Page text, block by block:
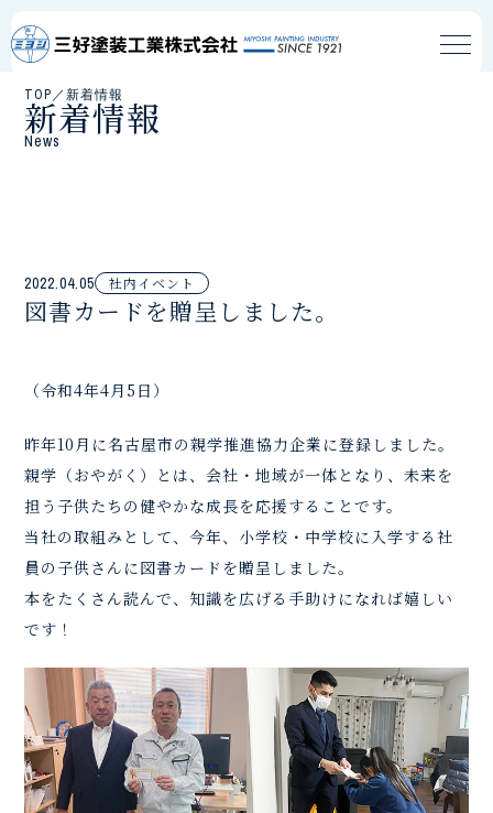
TOP／新着情報
新着情報
News
2022.04.05 社内イベント
図書カードを贈呈しました。
（令和4年4月5日）
昨年10月に名古屋市の親学推進協力企業に登録しました。
親学（おやがく）とは、会社・地域が一体となり、未来を
担う子供たちの健やかな成長を応援することです。
当社の取組みとして、今年、小学校・中学校に入学する社
員の子供さんに図書カードを贈呈しました。
本をたくさん読んで、知識を広げる手助けになれば嬉しい
です！